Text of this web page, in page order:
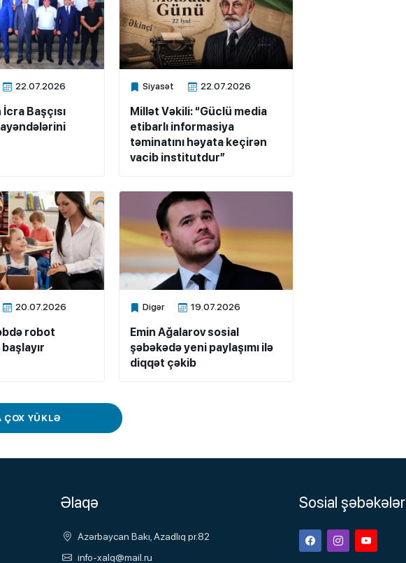
22.07.2026
Başçısı
Siyasət 22.07.2026
Xalq.Online
Millət Vəkili: “Güclü media
etibarlı informasiya
təminatını həyata keçirən
vacib institutdur”
20.07.2026
robot
Digər 19.07.2026
Xalq.Online
Emin Ağalarov sosial
şəbəkədə yeni paylaşımı ilə
diqqət çəkib
ÇOX YÜKLƏ
Əlaqə
Azərbaycan Bakı, Azadlıq pr.82
info-xalq@mail.ru
Sosial şəbəkələr
FacebookInstagramYoutube